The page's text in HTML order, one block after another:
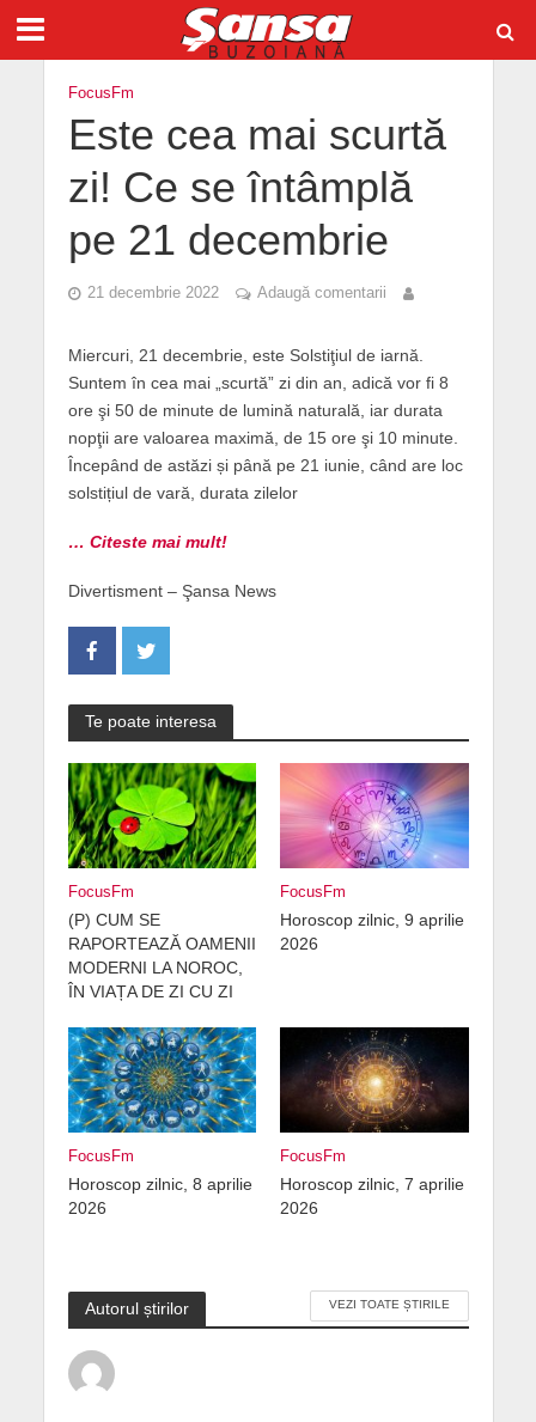
FocusFm
Este cea mai scurtă
zi! Ce se întâmplă
pe 21 decembrie
21 decembrie 2022 Adaugă comentarii
Miercuri, 21 decembrie, este Solstiţiul de iarnă.
Suntem în cea mai „scurtă” zi din an, adică vor fi 8
ore şi 50 de minute de lumină naturală, iar durata
nopţii are valoarea maximă, de 15 ore şi 10 minute.
Începând de astăzi și până pe 21 iunie, când are loc
solstițiul de vară, durata zilelor
… Citeste mai mult!
Divertisment – Şansa News
Te poate interesa
FocusFm
(P) CUM SE
RAPORTEAZĂ OAMENII
MODERNI LA NOROC,
ÎN VIAȚA DE ZI CU ZI
FocusFm
Horoscop zilnic, 9 aprilie
2026
FocusFm
Horoscop zilnic, 8 aprilie
2026
FocusFm
Horoscop zilnic, 7 aprilie
2026
Autorul știrilor VEZI TOATE ȘTIRILE